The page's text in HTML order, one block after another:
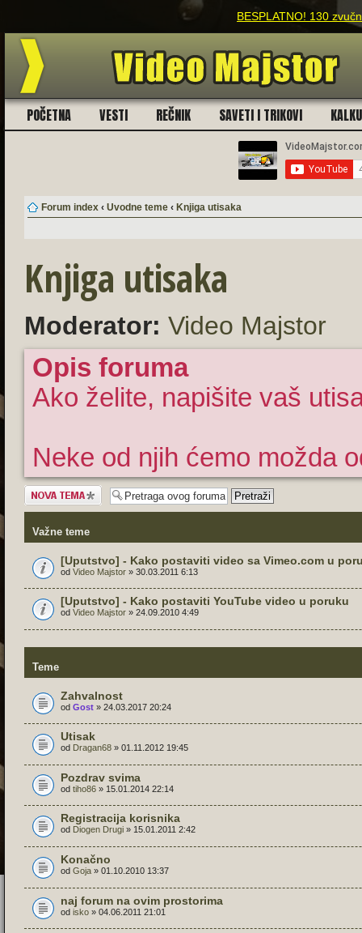
BESPLATNO! 130
POČETNA VESTI REČNIK SAVETI I TRIKOVI
Forum index ‹ Uvodne teme ‹ Knjiga utisaka
Knjiga utisaka
Moderator: Video Majstor
Opis foruma
Ako želite, napišite vaš
Neke od njih ćemo možda
Započni novu
temu
Važne teme
[Uputstvo] - Kako postaviti video sa Vimeo.com u
od Video Majstor » 30.03.2011 6:13
[Uputstvo] - Kako postaviti YouTube video u poruku
od Video Majstor » 24.09.2010 4:49
Teme
Zahvalnost
od Gost » 24.03.2017 20:24
Utisak
od Dragan68 » 01.11.2012 19:45
Pozdrav svima
od tiho86 » 15.01.2014 22:14
Registracija korisnika
od Diogen Drugi » 15.01.2011 2:42
Konačno
od Goja » 01.10.2010 13:37
naj forum na ovim prostorima
od isko » 04.06.2011 21:01